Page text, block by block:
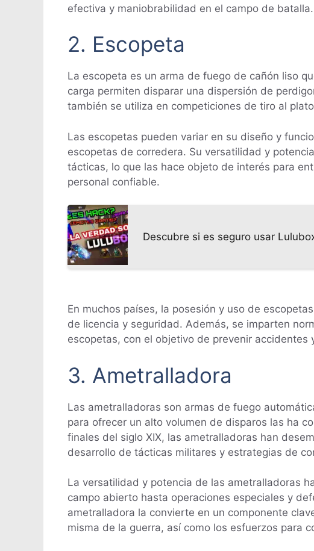
efectiva y maniobrabilidad en el campo de batalla.
2. Escopeta
La escopeta es un arma de fuego de cañón liso
carga permiten disparar una dispersión de
también se utiliza en competiciones de tiro al
Las escopetas pueden variar en su diseño y
escopetas de corredera. Su versatilidad y
tácticas, lo que las hace objeto de interés para
personal confiable.
Descubre si es seguro usar
En muchos países, la posesión y uso de
de licencia y seguridad. Además, se imparten
escopetas, con el objetivo de prevenir
3. Ametralladora
Las ametralladoras son armas de fuego
para ofrecer un alto volumen de disparos las ha
finales del siglo XIX, las ametralladoras han
desarrollo de tácticas militares y estrategias de
La versatilidad y potencia de las ametralladoras
campo abierto hasta operaciones especiales y
ametralladora la convierte en un componente
misma de la guerra, así como los esfuerzos para